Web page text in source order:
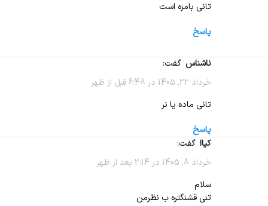
تانی بامزه است
پاسخ
ناشناس گفت:
خرداد 22, 1405 در 6:48 قبل از ظهر
تانی ماده یا نر
پاسخ
کیاا گفت:
خرداد 8, 1405 در 2:14 بعد از ظهر
سلام
تنی قشنگتره ب نظرمن